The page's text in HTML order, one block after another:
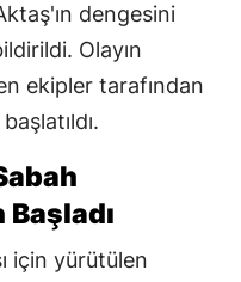
dengesini
Olayın
ekipler tarafından
için yürütülen